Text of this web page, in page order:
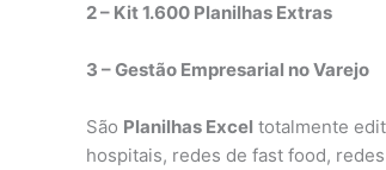
2 – Kit 1.600 Planilhas Extras
3 – Gestão Empresarial no Varejo
São Planilhas Excel totalmente
hospitais, redes de fast food,